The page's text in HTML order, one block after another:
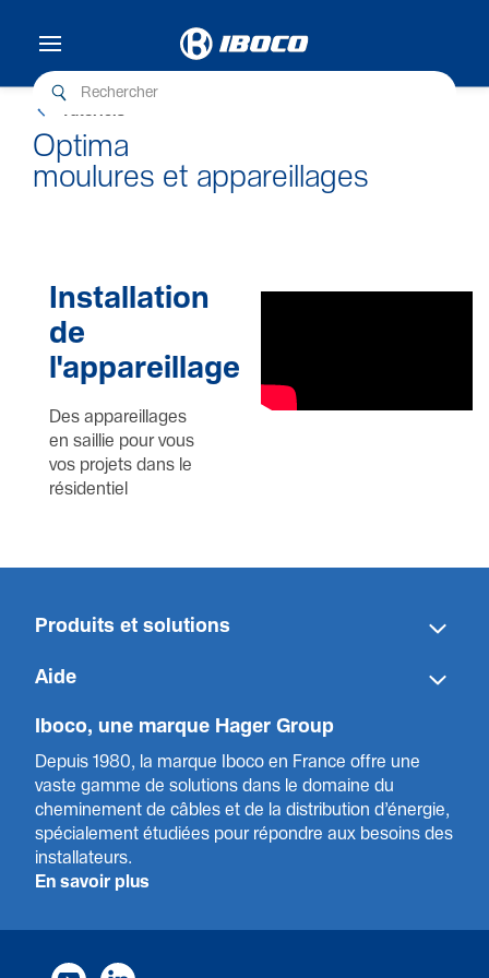
Tutor­iels
Optima
moulures et appareillages
Installation
de
l'appareillage
Des appareillages
en saillie pour vous
vos projets dans le
résidentiel
Produits et solut­ions
Aide
Iboco, une marque Hager Group
Depuis 1980, la marque Iboco en France offre une
vaste gamme de solut­ions dans le domaine du
cheminement de câbles et de la distribution d’énergie,
spéci­a­l­ement étudiées pour répondre aux besoins des
installa­teurs.
En savoir plus